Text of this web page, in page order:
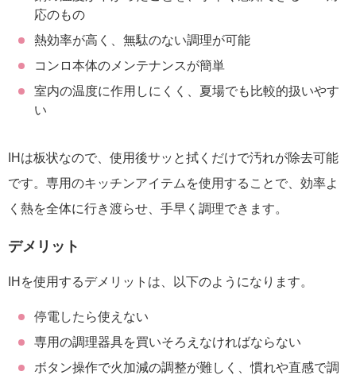
応のもの
熱効率が高く、無駄のない調理が可能
コンロ本体のメンテナンスが簡単
室内の温度に作用しにくく、夏場でも比較的扱いやす
い
IHは板状なので、使用後サッと拭くだけで汚れが除去可能
です。専用のキッチンアイテムを使用することで、効率よ
く熱を全体に行き渡らせ、手早く調理できます。
デメリット
IHを使用するデメリットは、以下のようになります。
停電したら使えない
専用の調理器具を買いそろえなければならない
ボタン操作で火加減の調整が難しく、慣れや直感で調